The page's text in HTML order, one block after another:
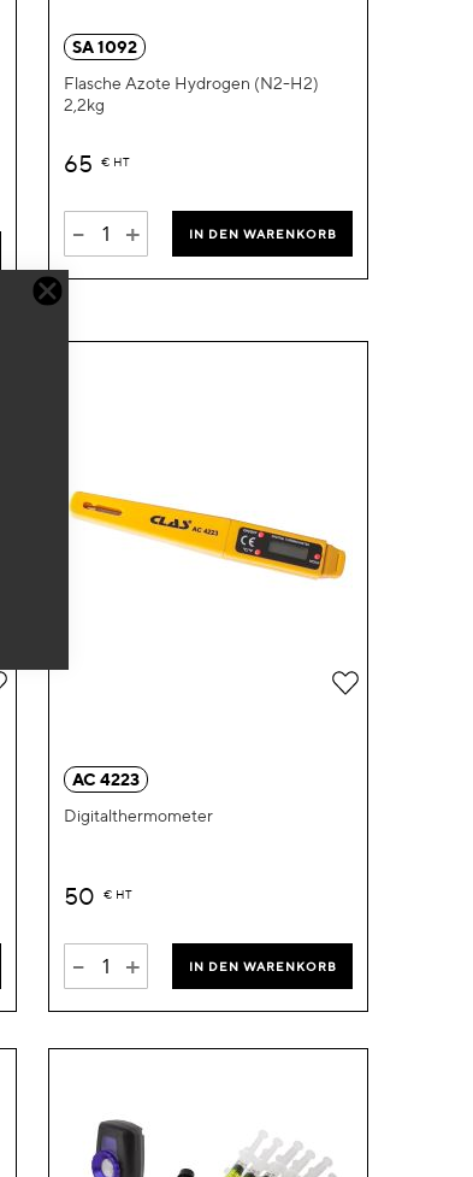
hinzufügen
SA 1092
Flasche Azote Hydrogen (N2-H2)
2,2kg
65 € HT
- + IN DEN WARENKORB
Zur
hinzufügen
AC 4223
Digitalthermometer
50 € HT
- + IN DEN WARENKORB
Zur